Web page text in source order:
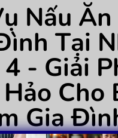
Nấu
Tại
- Giải
Cho
Gia